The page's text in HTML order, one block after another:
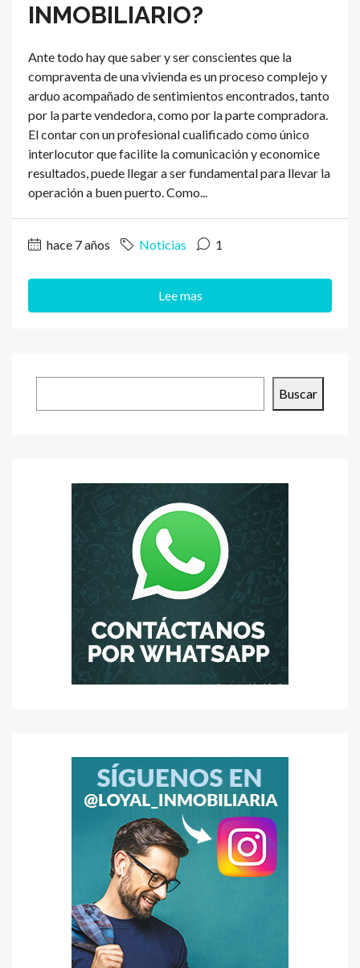
INMOBILIARIO?
Ante todo hay que saber y ser conscientes que la
compraventa de una vivienda es un proceso complejo y
arduo acompañado de sentimientos encontrados, tanto
por la parte vendedora, como por la parte compradora.
El contar con un profesional cualificado como único
interlocutor que facilite la comunicación y economice
resultados, puede llegar a ser fundamental para llevar la
operación a buen puerto. Como...
hace 7 años Noticias 1
Lee mas
Buscar